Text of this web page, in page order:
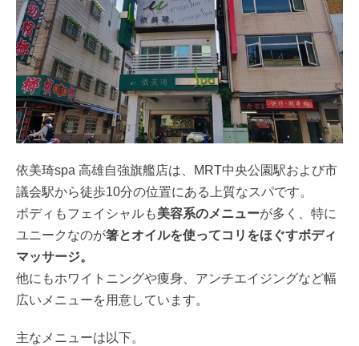
依美琦spa 高雄自強旗艦店は、MRT中央公園駅および市
議会駅から徒歩10分の位置にある上質なスパです。
ボディもフェイシャルも美容系のメニューが多く、特に
ユニークなのが箸とオイルを使ってコリをほぐすボディ
マッサージ。
他にもホワイトニングや痩身、アンチエイジングなど幅
広いメニューを用意しています。
主なメニューは以下。